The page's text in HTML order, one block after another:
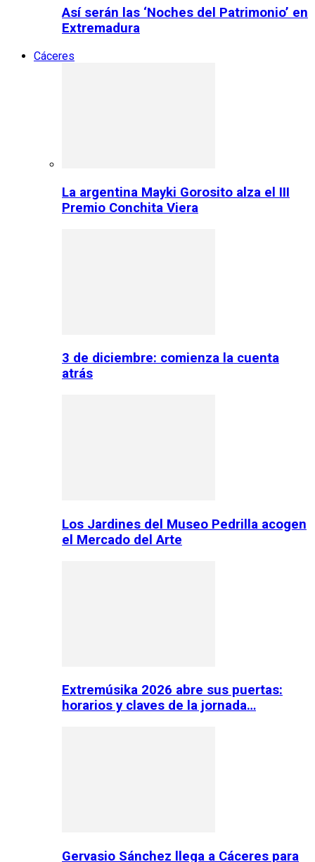
Así serán las ‘Noches del Patrimonio’ en
Extremadura
Cáceres
La argentina Mayki Gorosito alza el III
Premio Conchita Viera
3 de diciembre: comienza la cuenta
atrás
Los Jardines del Museo Pedrilla acogen
el Mercado del Arte
Extremúsika 2026 abre sus puertas:
horarios y claves de la jornada…
Gervasio Sánchez llega a Cáceres para